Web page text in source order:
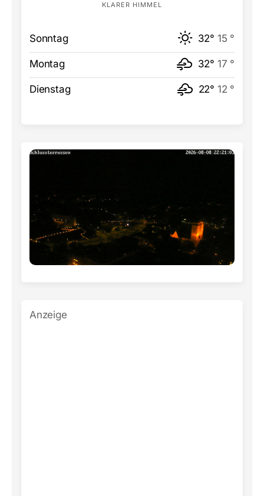
KLARER HIMMEL
Sonntag 32° 15 °
Montag 32° 17 °
Dienstag 22° 12 °
Anzeige